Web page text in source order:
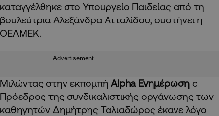
καταγγέλθηκε στο Υπουργείο Παιδείας από τη
βουλεύτρια Αλεξάνδρα Ατταλίδου, συστήνει η
ΟΕΛΜΕΚ.
Advertisement
Μιλώντας στην εκπομπή Alpha Ενημέρωση ο
Πρόεδρος της συνδικαλιστικής οργάνωσης των
καθηγητών Δημήτρης Ταλιαδώρος έκανε λόγο